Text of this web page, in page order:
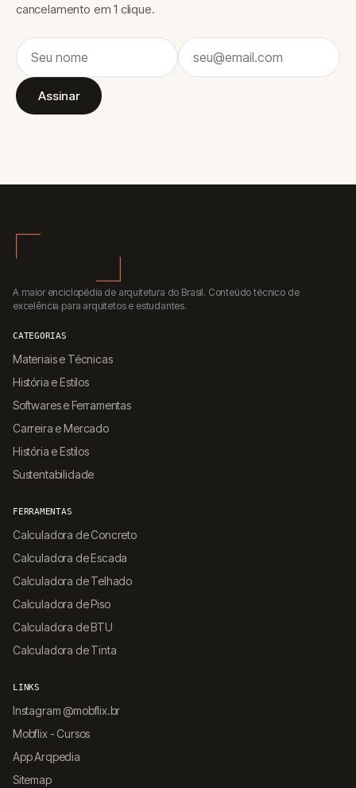
cancelamento em 1 clique.
Assinar
A maior enciclopédia de arquitetura do Brasil. Conteúdo técnico de
excelência para arquitetos e estudantes.
CATEGORIAS
Materiais e Técnicas
História e Estilos
Softwares e Ferramentas
Carreira e Mercado
História e Estilos
Sustentabilidade
FERRAMENTAS
Calculadora de Concreto
Calculadora de Escada
Calculadora de Telhado
Calculadora de Piso
Calculadora de BTU
Calculadora de Tinta
LINKS
Instagram @mobflix.br
Mobflix - Cursos
App Arqpedia
Sitemap